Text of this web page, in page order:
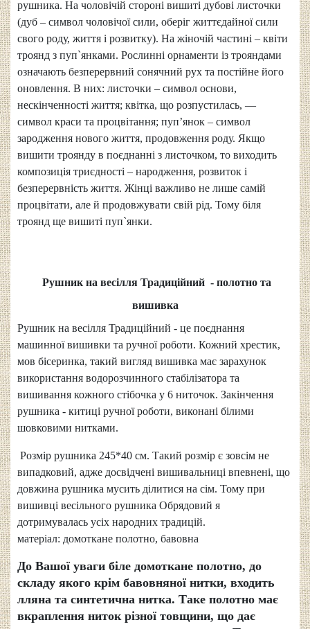
рушника. На чоловічій стороні вишиті дубові листочки
(дуб – символ чоловічої сили, оберіг життєдайної сили
свого роду, життя і розвитку). На жіночій частині – квіти
троянд з пуп`янками. Рослинні орнаменти із трояндами
означають безперервний сонячний рух та постійне його
оновлення. В них: листочки – символ основи,
нескінченності життя; квітка, що розпустилась, —
символ краси та процвітання; пуп’янок – символ
зародження нового життя, продовження роду. Якщо
вишити троянду в поєднанні з листочком, то виходить
композиція триєдності – народження, розвиток і
безперервність життя. Жінці важливо не лише самій
процвітати, але й продовжувати свій рід. Тому біля
троянд ще вишиті пуп`янки.
Рушник на весілля Традиційний - полотно та
вишивка
Рушник на весілля Традиційний - це поєднання
машинної вишивки та ручної роботи. Кожний хрестик,
мов бісеринка, такий вигляд вишивка має зарахунок
використання водорозчинного стабілізатора та
вишивання кожного стібочка у 6 ниточок. Закінчення
рушника - китиці ручної роботи, виконані білими
шовковими нитками.
Розмір рушника 245*40 см. Такий розмір є зовсім не
випадковий, адже досвідчені вишивальниці впевнені, що
довжина рушника мусить ділитися на сім. Тому при
вишивці весільного рушника Обрядовий я
дотримувалась усіх народних традицій.
матеріал: домоткане полотно, бавовна
До Вашої уваги біле домоткане полотно, до
складу якого крім бавовняної нитки, входить
лляна та синтетична нитка. Таке полотно має
вкраплення ниток різної товщини, що дає